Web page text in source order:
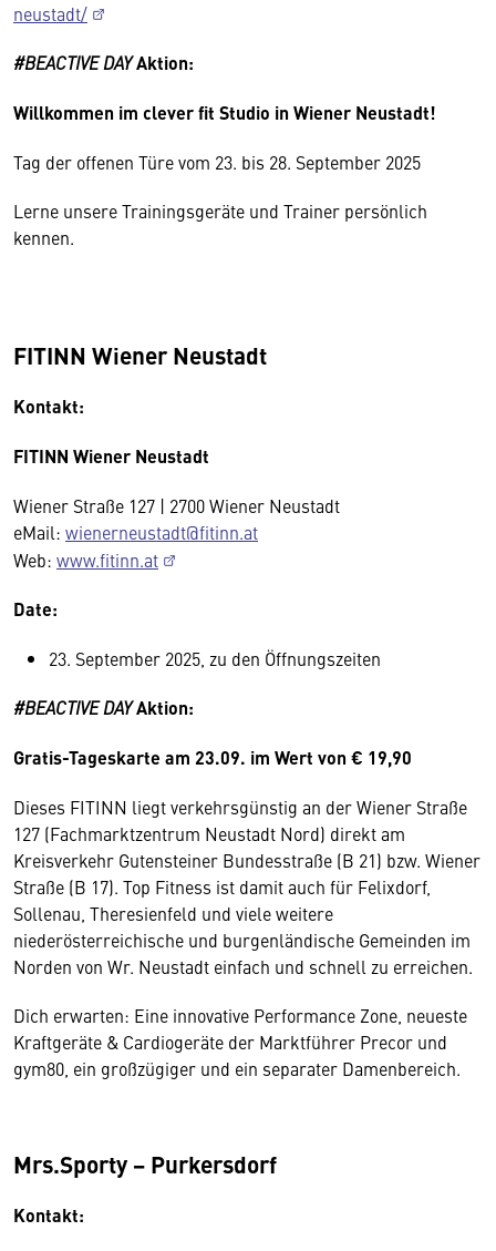
neustadt/
#BEACTIVE DAYAktion:
Willkommen im clever fit Studio in Wiener Neustadt!
Tag der offenen Türe vom 23. bis 28. September 2025
Lerne unsere Trainingsgeräte und Trainer persönlich
kennen.
FITINN Wiener Neustadt
Kontakt:
FITINN Wiener Neustadt
Wiener Straße 127 | 2700 Wiener Neustadt
eMail: wienerneustadt@fitinn.at
Web: www.fitinn.at
Date:
23. September 2025, zu den Öffnungszeiten
#BEACTIVE DAYAktion:
Gratis-Tageskarte am 23.09. im Wert von € 19,90
Dieses FITINN liegt verkehrsgünstig an der Wiener Straße
127 (Fachmarktzentrum Neustadt Nord) direkt am
Kreisverkehr Gutensteiner Bundesstraße (B 21) bzw. Wiener
Straße (B 17). Top Fitness ist damit auch für Felixdorf,
Sollenau, Theresienfeld und viele weitere
niederösterreichische und burgenländische Gemeinden im
Norden von Wr. Neustadt einfach und schnell zu erreichen.
Dich erwarten: Eine innovative Performance Zone, neueste
Kraftgeräte & Cardiogeräte der Marktführer Precor und
gym80, ein großzügiger und ein separater Damenbereich.
Mrs.Sporty − Purkersdorf
Kontakt: